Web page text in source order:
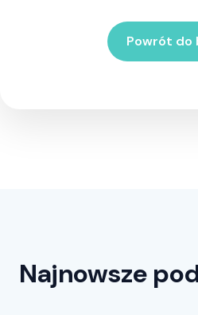
Powrót do
Najnowsze